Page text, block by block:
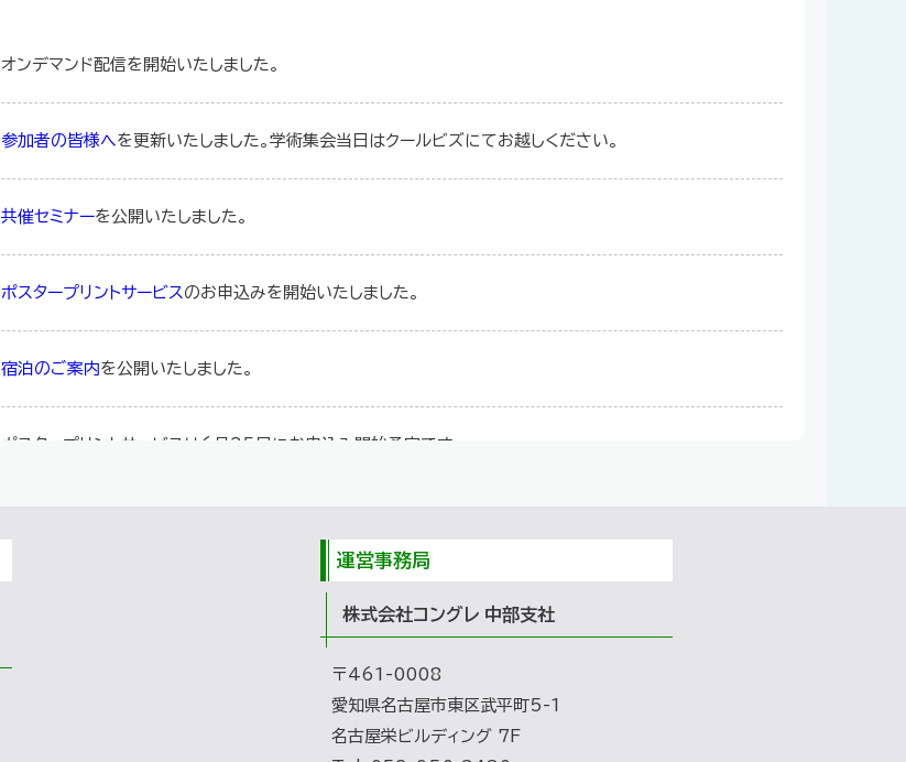
オンデマンド配信を開始いたしました。
参加者の皆様へ を更新いたしました。学術集会当日はクールビズにてお越しください。
共催セミナーを公開いたしました。
ポスタープリントサービス のお申込みを開始いたしました。
宿泊のご案内を公開いたしました。
ポスタープリントサービスは6月25日にお申込み開始予定です。
を公開いたしました。
日程表
運営事務局
株式会社コングレ 中部支社
〒461-0008
愛知県名古屋市東区武平町5-1
名古屋栄ビルディング 7F